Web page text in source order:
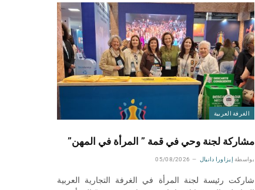
الغرفة العربية
مشاركة لجنة وحي في قمة ” المرأة في المهن”
بواسطة إيزاورا دانيال 05/08/2026
شاركت رئيسة لجنة المرأة في الغرفة التجارية العربية